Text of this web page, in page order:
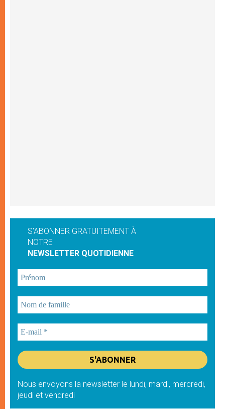
S'ABONNER GRATUITEMENT À
NOTRE
NEWSLETTER QUOTIDIENNE
Nous envoyons la newsletter le lundi, mardi, mercredi,
jeudi et vendredi